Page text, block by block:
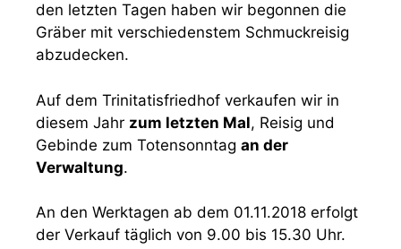
den letzten Tagen haben wir begonnen die
Gräber mit verschiedenstem Schmuckreisig
abzudecken.
Auf dem Trinitatisfriedhof verkaufen wir in
diesem Jahr zum letzten Mal, Reisig und
Gebinde zum Totensonntag an der
Verwaltung.
An den Werktagen ab dem 01.11.2018 erfolgt
der Verkauf täglich von 9.00 bis 15.30 Uhr.